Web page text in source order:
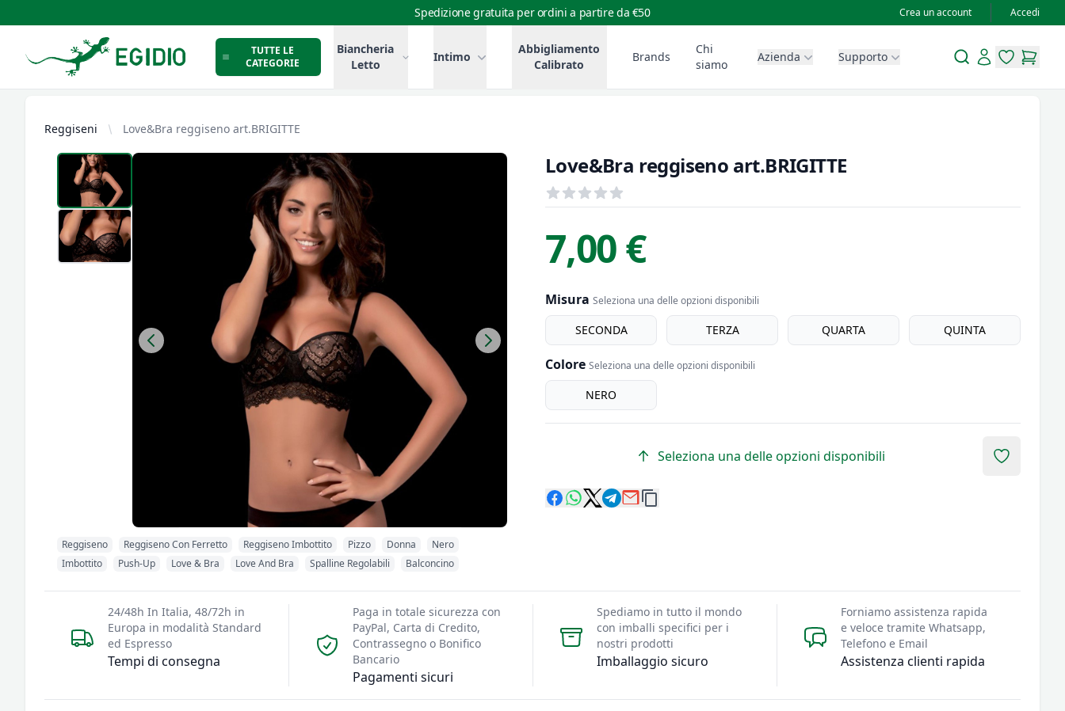
Spedizione gratuita per ordini a partire da €50 Crea un account Accedi
Intimo Egidio
TUTTE LE
CATEGORIE
Biancheria
Letto
Intimo
Abbigliamento
Calibrato
Brands
Chi
siamo
Azienda Supporto SearchAccount
items in
items
Reggiseni Love&Bra reggiseno art.BRIGITTE
Reggiseno Reggiseno Con Ferretto Reggiseno Imbottito Pizzo Donna
Nero
Imbottito
Push-Up Love & Bra Love And Bra Spalline Regolabili Balconcino
Love&Bra reggiseno art.BRIGITTE
Recensioni
out of 5 stars
7,00 €
Misura Seleziona una delle opzioni disponibili
MisuraSECONDA TERZA QUARTA QUINTA
Colore Seleziona una delle opzioni disponibili
Colore NERO
Seleziona una delle opzioni disponibili Add to
Tempi di consegna
24/48h In Italia, 48/72h in
Europa in modalità Standard
ed Espresso
Pagamenti sicuri
Paga in totale sicurezza con
PayPal, Carta di Credito,
Contrassegno o Bonifico
Bancario
Imballaggio sicuro
Spediamo in tutto il mondo
con imballi specifici per i
nostri prodotti
Assistenza clienti rapida
Forniamo assistenza rapida
e veloce tramite Whatsapp,
Telefono e Email